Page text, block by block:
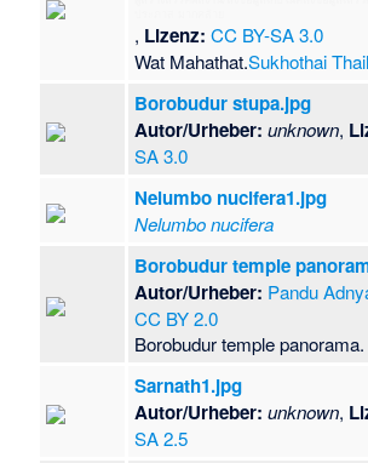
, Lizenz: CC BY-SA 3.0
Wat Mahathat.Sukhothai
Borobudur stupa.jpg
Autor/Urheber: unknown,
SA 3.0
Nelumbo nucifera1.jpg
Nelumbo nucifera
Borobudur temple
Autor/Urheber: Pandu
CC BY 2.0
Borobudur temple panorama.
Sarnath1.jpg
Autor/Urheber: unknown,
SA 2.5